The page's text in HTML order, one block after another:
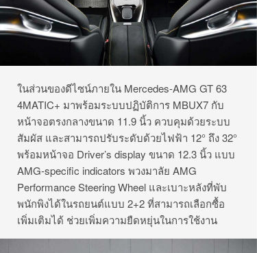
ในส่วนของดีไซน์ภายใน Mercedes-AMG GT 63
4MATIC+ มาพร้อมระบบปฏิบัติการ MBUX7 กับ
หน้าจอตรงกลางขนาด 11.9 นิ้ว ควบคุมด้วยระบบ
สัมผัส และสามารถปรับระดับด้วยไฟฟ้า 12° ถึง 32°
พร้อมหน้าจอ Driver’s display ขนาด 12.3 นิ้ว แบบ
AMG-specific indicators พวงมาลัย AMG
Performance Steering Wheel และเบาะหลังที่พับ
พนักพิงได้ในรถยนต์แบบ 2+2 ที่สามารถเลือกซื้อ
เพิ่มเติมได้ ช่วยเพิ่มความยืดหยุ่นในการใช้งาน